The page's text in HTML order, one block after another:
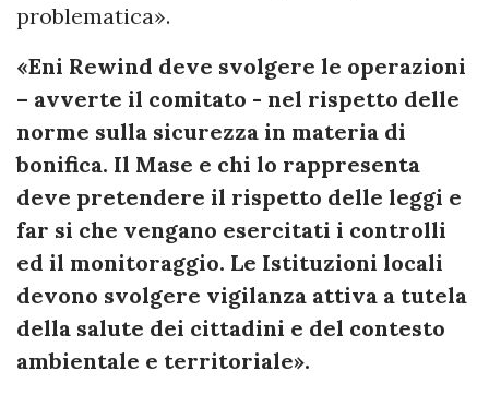
problematica».
«Eni Rewind deve svolgere le operazioni
– avverte il comitato - nel rispetto delle
norme sulla sicurezza in materia di
bonifica. Il Mase e chi lo rappresenta
deve pretendere il rispetto delle leggi e
far si che vengano esercitati i controlli
ed il monitoraggio. Le Istituzioni locali
devono svolgere vigilanza attiva a tutela
della salute dei cittadini e del contesto
ambientale e territoriale».